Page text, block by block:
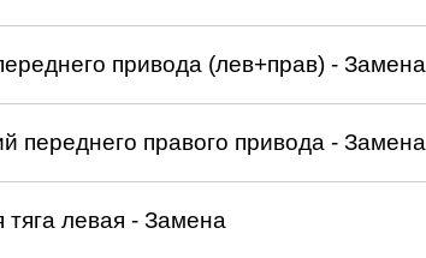
привода (лев+прав) - Замена
переднего правого привода - Замена
тяга левая - Замена